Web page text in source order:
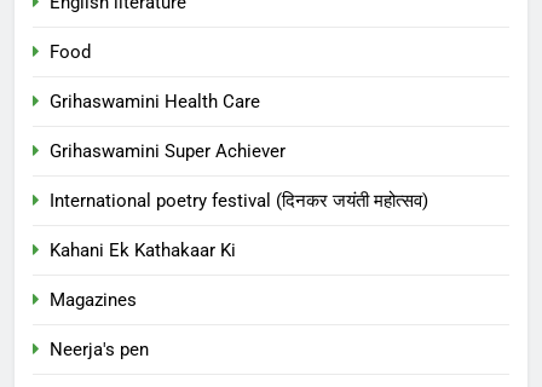
Food
Grihaswamini Health Care
Grihaswamini Super Achiever
International poetry festival (दिनकर जयंती महोत्सव)
Kahani Ek Kathakaar Ki
Magazines
Neerja's pen